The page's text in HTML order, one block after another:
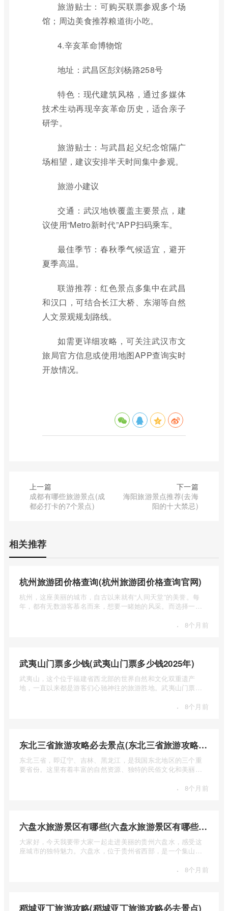
旅游贴士：可购买联票参观多个场
馆；周边美食推荐粮道街小吃。
4.辛亥革命博物馆
地址：武昌区彭刘杨路258号
特色：现代建筑风格，通过多媒体
技术生动再现辛亥革命历史，适合亲子
研学。
旅游贴士：与武昌起义纪念馆隔广
场相望，建议安排半天时间集中参观。
旅游小建议
交通：武汉地铁覆盖主要景点，建
议使用“Metro新时代”APP扫码乘车。
最佳季节：春秋季气候适宜，避开
夏季高温。
联游推荐：红色景点多集中在武昌
和汉口，可结合长江大桥、东湖等自然
人文景观规划路线。
如需更详细攻略，可关注武汉市文
旅局官方信息或使用地图APP查询实时
开放情况。
上一篇
成都有哪些旅游景点(成
都必打卡的7个景点)
下一篇
海阳旅游景点推荐(去海
阳的十大禁忌)
相关推荐
杭州旅游团价格查询(杭州旅游团价格查询官网)
杭州，这座美丽的城市，自古以来就有“人间天堂”的美誉。每
年，都有无数游客慕名而来，想要一睹她的风采。而选择一个
· 8个月前
武夷山门票多少钱(武夷山门票多少钱2025年)
武夷山，这个位于福建省西北部的世界自然和文化双重遗产
地，一直以来都是游客们心驰神往的旅游胜地。武夷山门票多
· 8个月前
东北三省旅游攻略必去景点(东北三省旅游攻略必去景点视频介绍)
东北三省，即辽宁、吉林、黑龙江，是我国东北地区的三个重
要省份。这里有着丰富的自然资源、独特的民俗文化和美丽的
· 8个月前
六盘水旅游景区有哪些(六盘水旅游景区有哪些景点值得去)
大家好，今天我要带大家一起走进美丽的贵州六盘水，感受这
座城市的独特魅力。六盘水，位于贵州省西部，是一个集山水
· 8个月前
稻城亚丁旅游攻略(稻城亚丁旅游攻略必去景点)